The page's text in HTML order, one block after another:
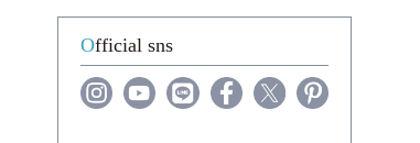
Official sns